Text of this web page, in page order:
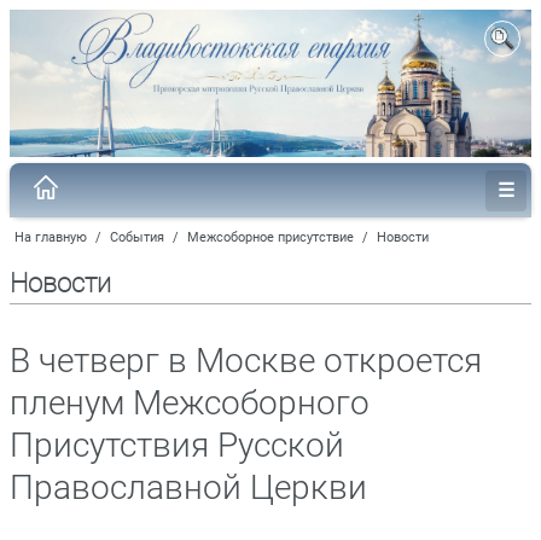
На главную / События / Межсоборное присутствие / Новости
Новости
В четверг в Москве откроется
пленум Межсоборного
Присутствия Русской
Православной Церкви